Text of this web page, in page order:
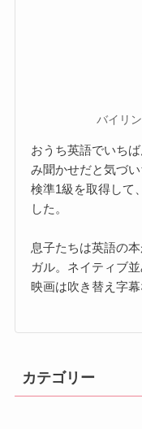
バイリ
おうち英語でいち
み聞かせだと気づ
検準1級を取得して
した。
息子たちは英語の
ガル。ネイティブ
映画は吹き替え字
カテゴリー